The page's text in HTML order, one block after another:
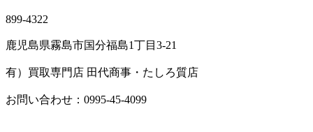
899-4322
鹿児島県霧島市国分福島1丁目3-21
有）買取専門店 田代商事・たしろ質店
お問い合わせ：0995-45-4099